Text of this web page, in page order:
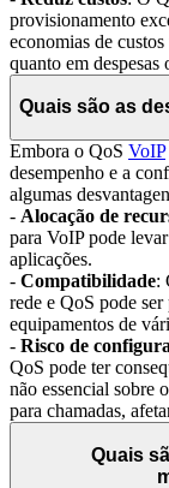
provisionamento
economias de
quanto em despesas
Quais são as
Embora o QoS VoIP
desempenho e a
algumas
- Alocação de
para VoIP pode
aplicações.
- Compatibilidade:
rede e QoS pode
equipamentos de
- Risco de
QoS pode ter
não essencial sobre
para chamadas,
Quais